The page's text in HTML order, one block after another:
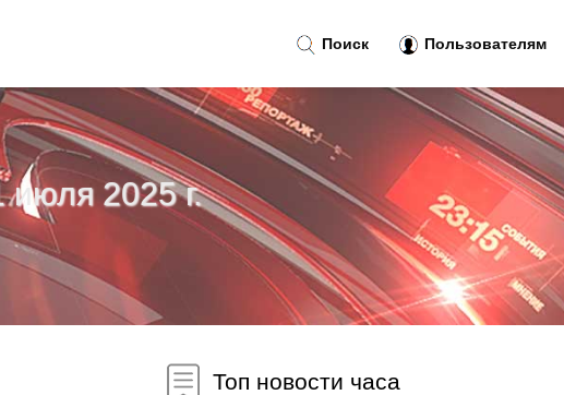
2025 г.
Топ новости часа
Поиск Пользователям